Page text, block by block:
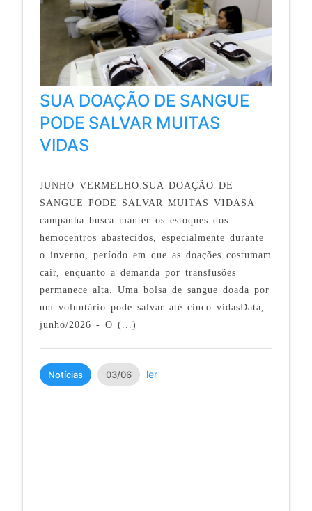
SUA DOAÇÃO DE SANGUE
PODE SALVAR MUITAS
VIDAS
JUNHO VERMELHO:SUA DOAÇÃO DE
SANGUE PODE SALVAR MUITAS VIDASA
campanha busca manter os estoques dos
hemocentros abastecidos, especialmente durante
o inverno, período em que as doações costumam
cair, enquanto a demanda por transfusões
permanece alta. Uma bolsa de sangue doada por
um voluntário pode salvar até cinco vidasData,
junho/2026 - O (...)
Notícias 03/06 ler